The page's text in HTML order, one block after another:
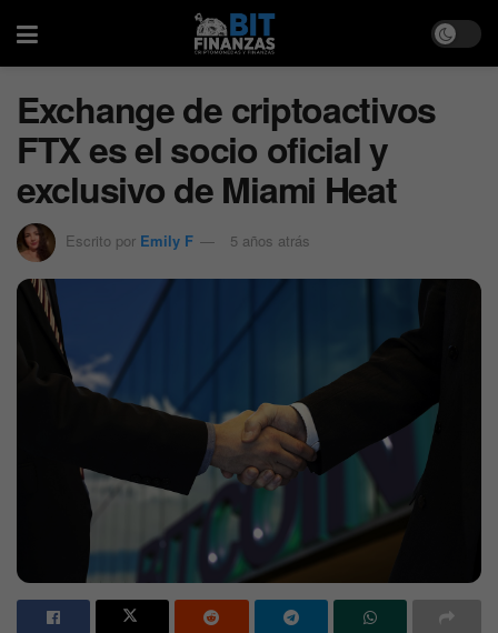
Exchange de criptoactivos
FTX es el socio oficial y
exclusivo de Miami Heat
Escrito por Emily F 5 años atrás